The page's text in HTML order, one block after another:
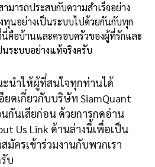
ารถประสบกับความสำเร็จอย่าง
ทุนอย่างเป็นระบบไปด้วยกันกับทุก
คือบ้านและครอบครัวของผู้ที่รักและ
ระบบอย่างแท้จริงครับ
ะนำให้ผู้ที่สนใจทุกท่านได้
ยดเกี่ยวกับบริษัท SiamQuant
กันเสียก่อน ด้วยการกดอ่าน
Us Link ด้านล่างนี้เพื่อเป็น
มัครเข้าร่วมงานกับพวกเรา
บ